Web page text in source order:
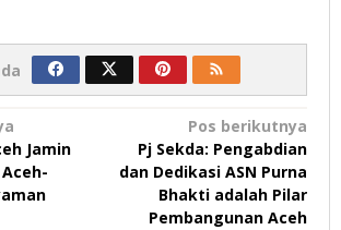
Jamin
Pos berikutnya
Pj Sekda: Pengabdian
dan Dedikasi ASN Purna
Bhakti adalah Pilar
Pembangunan Aceh